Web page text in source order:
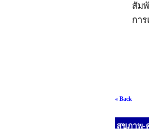
สัม
กา
« Back
สุขภาพ-